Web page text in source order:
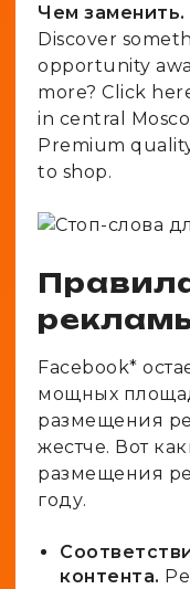
Чем заменить.
Discover
opportunity
more? Click
in central
Premium
to shop.
Facebook*
мощных
размещения
жестче. Вот
размещения
году.
контента.